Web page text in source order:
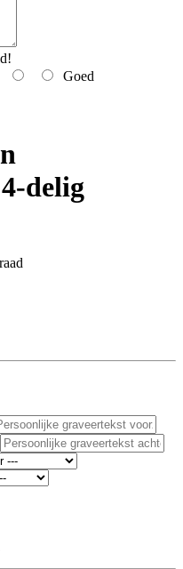
Goed
delig